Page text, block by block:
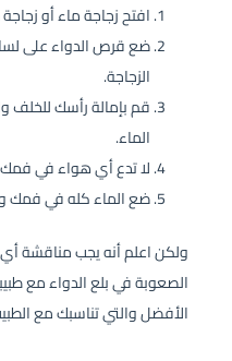
افتح زجاجة ماء أو
ضع قرص الدواء على
الزجاجة.
قم بإمالة رأسك
الماء.
لا تدع أي هواء في
ضع الماء كله في فمك
ولكن اعلم أنه يجب مناقشة
الصعوبة في بلع الدواء مع
الأفضل والتي تناسبك مع